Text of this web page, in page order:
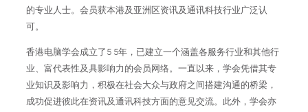
的专业人士。会员获本港及亚洲区资讯及通讯科技行业广泛认
可。
香港电脑学会成立了5 5年，已建立一个涵盖各服务行业和其他行
业、富代表性及具影响力的会员网络。一直以来，学会凭借其专
业知识及影响力，积极在社会大众与政府之间搭建沟通的桥梁，
成功促进彼此在资讯及通讯科技方面的意见交流。此外，学会亦